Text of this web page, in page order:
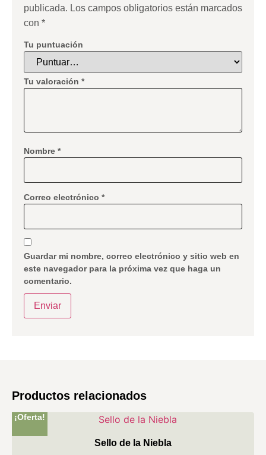
publicada. Los campos obligatorios están marcados
con *
Tu puntuación
Tu valoración *
Nombre *
Correo electrónico *
Guardar mi nombre, correo electrónico y sitio web en
este navegador para la próxima vez que haga un
comentario.
Productos relacionados
¡Oferta!
Sello de la Niebla